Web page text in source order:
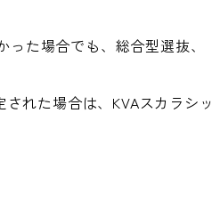
た場合でも、総合型選抜、
れた場合は、KVAスカラシッ